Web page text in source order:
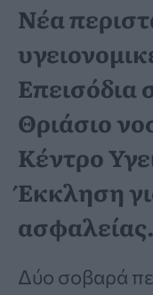
Νέα
Επεισόδια
Θριάσιο
Κέντρο
Έκκληση
ασφαλείας.
Δύο σοβαρά